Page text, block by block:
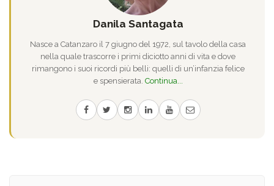
Danila Santagata
Nasce a Catanzaro il 7 giugno del 1972, sul tavolo della casa
nella quale trascorre i primi diciotto anni di vita e dove
rimangono i suoi ricordi più belli: quelli di un’infanzia felice
e spensierata. Continua...